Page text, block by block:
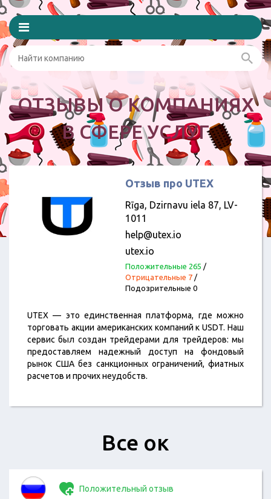
ОТЗЫВЫ О КОМПАНИЯХ
В СФЕРЕ УСЛУГ
Отзыв про UTEX
Rīga, Dzirnavu iela 87, LV-
1011
help@utex.io
utex.io
Положительные 265 /
Отрицательные 7/
Подозрительные 0
UTEX — это единственная платформа, где можно
торговать акции американских компаний к USDT. Наш
сервис был создан трейдерами для трейдеров: мы
предоставляем надежный доступ на фондовый
рынок США без санкционных ограничений, фиатных
расчетов и прочих неудобств.
Все ок
Положительный отзыв